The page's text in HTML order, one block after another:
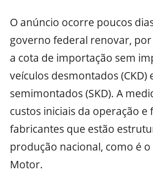
O anúncio ocorre poucos
governo federal renovar, por
a cota de importação sem
veículos desmontados (CKD)
semimontados (SKD). A
custos iniciais da operação e
fabricantes que estão
produção nacional, como é o
Motor.